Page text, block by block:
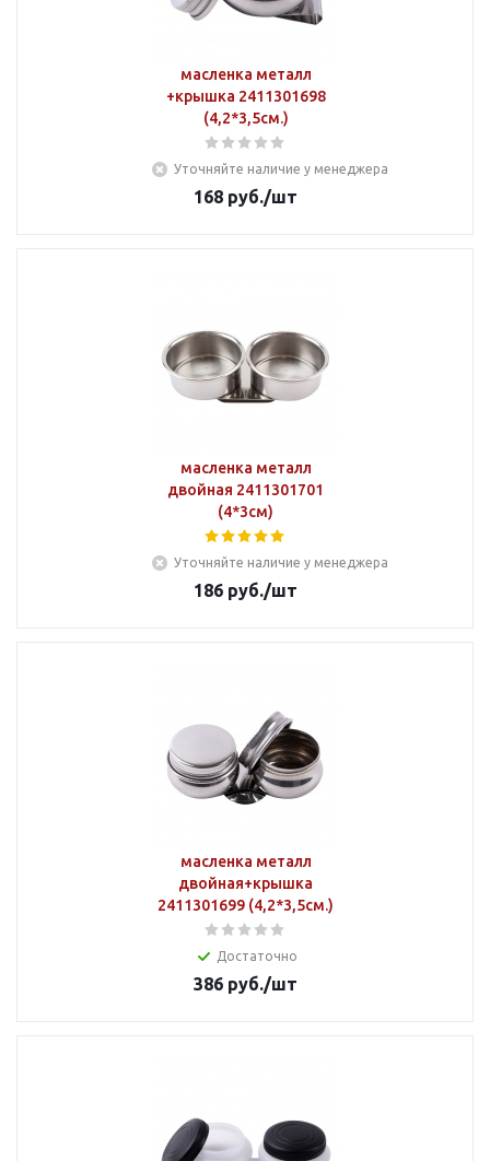
масленка металл
+крышка 2411301698
(4,2*3,5см.)
Уточняйте наличие у менеджера
168 руб./шт
масленка металл
двойная 2411301701
(4*3см)
Уточняйте наличие у менеджера
186 руб./шт
масленка металл
двойная+крышка
2411301699 (4,2*3,5см.)
Достаточно
386 руб./шт